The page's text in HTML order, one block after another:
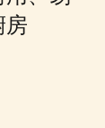
房